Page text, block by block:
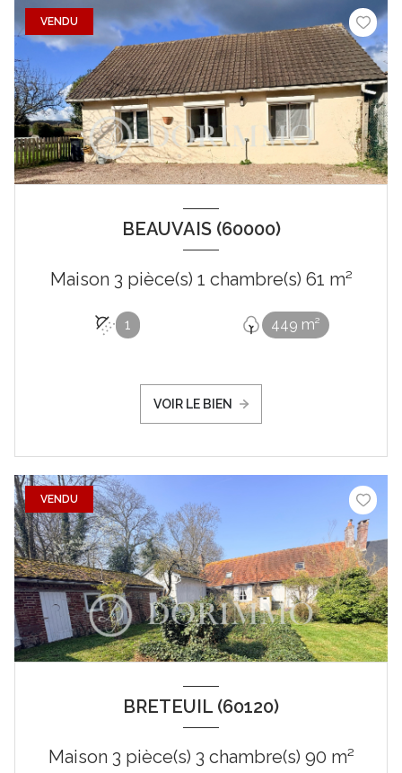
VENDU
BEAUVAIS (60000)
Maison 3 pièce(s) 1 chambre(s) 61 m²
1 449 m²
VOIR LE BIEN
VENDU
BRETEUIL (60120)
Maison 3 pièce(s) 3 chambre(s) 90 m²